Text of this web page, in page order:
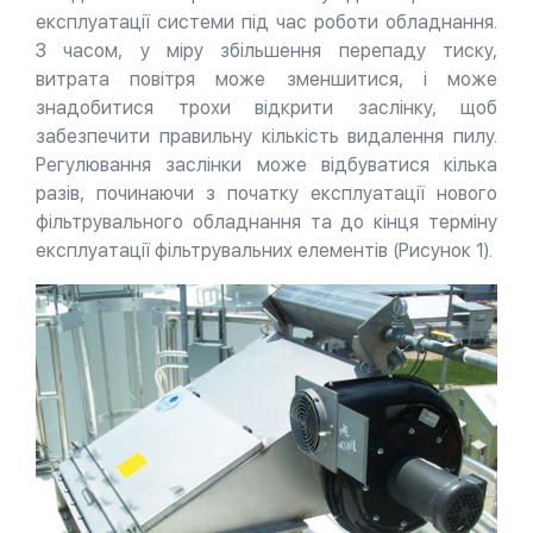
експлуатації системи під час роботи обладнання.
З часом, у міру збільшення перепаду тиску,
витрата повітря може зменшитися, і може
знадобитися трохи відкрити заслінку, щоб
забезпечити правильну кількість видалення пилу.
Регулювання заслінки може відбуватися кілька
разів, починаючи з початку експлуатації нового
фільтрувального обладнання та до кінця терміну
експлуатації фільтрувальних елементів (Рисунок 1).